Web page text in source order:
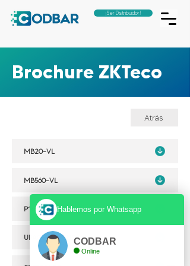
¡Ser Distribuidor!
Brochure ZKTeco
Atrás
MB20-VL
MB560-VL
P160
UFACE800 PLUS
Hablemos por Whatsapp
CODBAR
Online